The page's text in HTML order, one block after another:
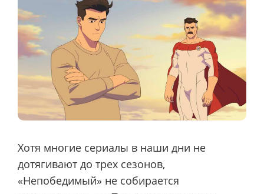
Хотя многие сериалы в наши дни не
дотягивают до трех сезонов,
«Непобедимый» не собирается